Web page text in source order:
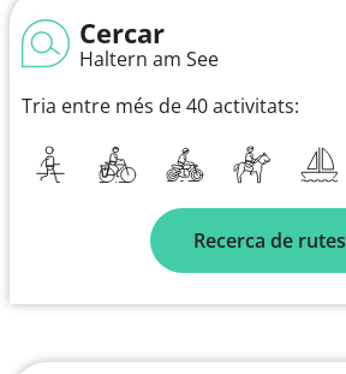
Cercar
Haltern am See
Tria entre més de 40 activitats:
Recerca de rutes